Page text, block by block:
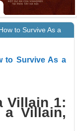
to Survive As a
to Survive As a
Villain 1:
Villain,